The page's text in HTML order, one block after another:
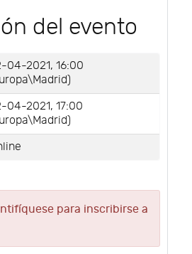
del evento
04-2021, 16:00
04-2021, 17:00
para inscribirse a